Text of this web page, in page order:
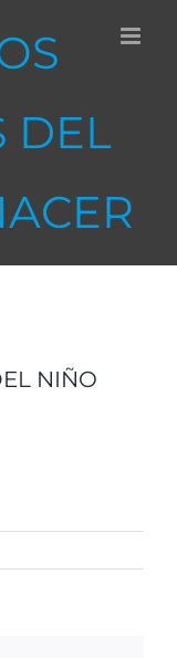
DEL
NIÑO